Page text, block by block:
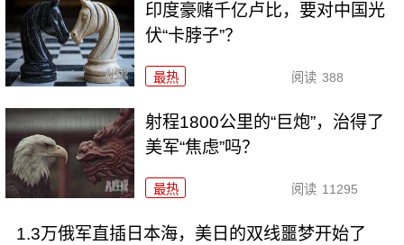
印度豪赌千亿卢比，要对中国光
伏“卡脖子”？
最热 阅读 388
射程1800公里的“巨炮”，治得了
美军“焦虑”吗？
最热 阅读 11295
1.3万俄军直插日本海，美日的双线噩梦开始了